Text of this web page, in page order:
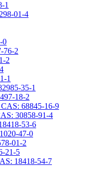
1
01-4
0
76-2
2
1
35-1
18-2
68845-16-9
30858-91-4
53-6
47-0
01-2
21-5
18418-54-7